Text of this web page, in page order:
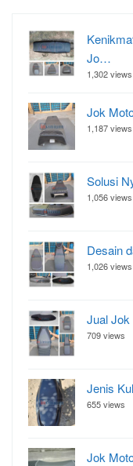
Jo…
1,302 views
Jok
1,187 views
Solusi
1,056 views
Desain
1,026 views
Jual
709 views
Jenis
655 views
Jok